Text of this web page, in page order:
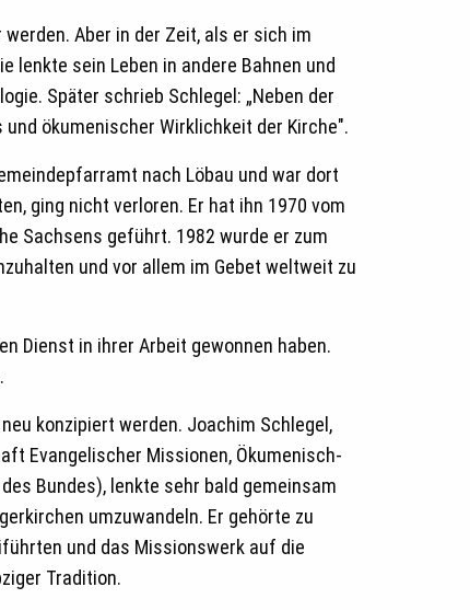
Aber in der Zeit, als er sich im
sein Leben in andere Bahnen und
Später schrieb Schlegel: „Neben der
ökumenischer Wirklichkeit der Kirche".
nach Löbau und war dort
ging nicht verloren. Er hat ihn 1970 vom
Sachsens geführt. 1982 wurde er zum
und vor allem im Gebet weltweit zu
Dienst in ihrer Arbeit gewonnen haben.
konzipiert werden. Joachim Schlegel,
Evangelischer Missionen, Ökumenisch-
Bundes), lenkte sehr bald gemeinsam
umzuwandeln. Er gehörte zu
und das Missionswerk auf die
Tradition.